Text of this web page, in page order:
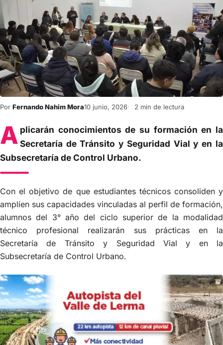
Por Fernando Nahim Mora10 junio, 2026 2 min de lectura
A plicarán conocimientos de su formación en la
Secretaría de Tránsito y Seguridad Vial y en la
Subsecretaría de Control Urbano.
Con el objetivo de que estudiantes técnicos consoliden y
amplíen sus capacidades vinculadas al perfil de formación,
alumnos del 3° año del ciclo superior de la modalidad
técnico profesional realizarán sus prácticas en la
Secretaría de Tránsito y Seguridad Vial y en la
Subsecretaría de Control Urbano.